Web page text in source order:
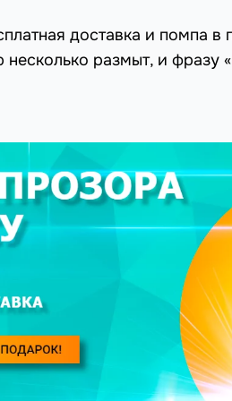
доставка и помпа в
размыт, и фразу